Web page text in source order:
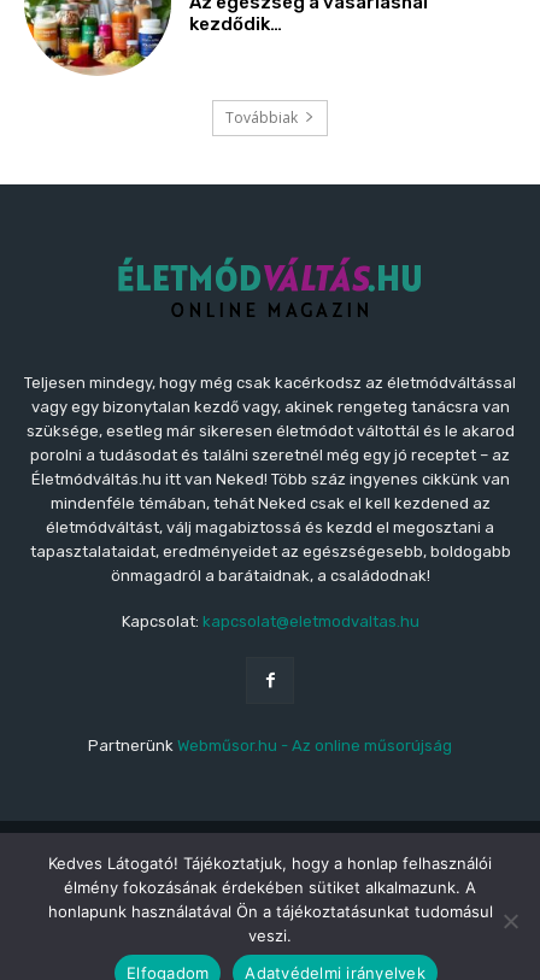
Teljesen mindegy, hogy még csak kacérkodsz az életmódváltással
vagy egy bizonytalan kezdő vagy, akinek rengeteg tanácsra van
szüksége, esetleg már sikeresen életmódot váltottál és le akarod
porolni a tudásodat és találni szeretnél még egy jó receptet – az
Életmódváltás.hu itt van Neked! Több száz ingyenes cikkünk van
mindenféle témában, tehát Neked csak el kell kezdened az
életmódváltást, válj magabiztossá és kezdd el megosztani a
tapasztalataidat, eredményeidet az egészségesebb, boldogabb
önmagadról a barátaidnak, a családodnak!
Kapcsolat: kapcsolat@eletmodvaltas.hu
Partnerünk Webműsor.hu - Az online műsorújság
Testszerviz Cégcsoport tagja.
Médiaajánló
Impresszum Kapcsolat ÁSZF Adatvédelem
Kedves Látogató! Tájékoztatjuk, hogy a honlap felhasználói
élmény fokozásának érdekében sütiket alkalmazunk. A
honlapunk használatával Ön a tájékoztatásunkat tudomásul
veszi.
Elfogadom
Adatvédelmi irányelvek